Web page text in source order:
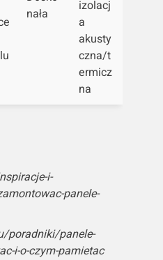
nała
izolacj
a
akusty
czna/t
ermicz
na
i-
panele-
poradniki/panele-
i-o-czym-pamietac